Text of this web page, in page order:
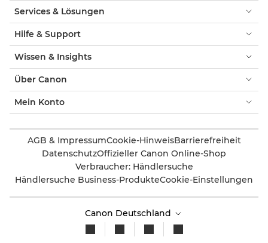
Services & Lösungen
Hilfe & Support
Wissen & Insights
Über Canon
Mein Konto
AGB & ImpressumCookie-HinweisBarrierefreiheit
DatenschutzOffizieller Canon Online-Shop
Verbraucher: Händlersuche
Händlersuche Business-ProdukteCookie-Einstellungen
Canon Deutschland